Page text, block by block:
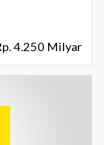
4.250 Milyar